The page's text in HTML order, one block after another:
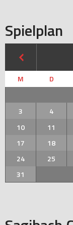
Spielplan
M D
3
4
10
11
17
18
24
25
31